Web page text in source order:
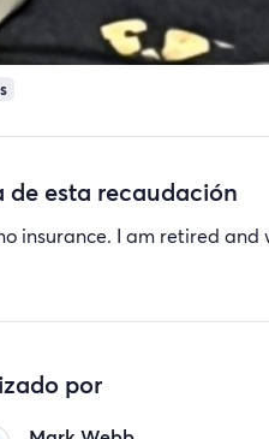
de esta recaudación
insurance. I am retired
por